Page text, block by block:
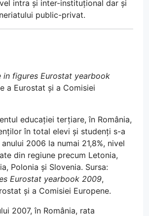
intra și inter-instituțional dar și
public-privat.
in figures Eurostat yearbook
a Eurostat și a Comisiei
educației terțiare, în România,
în total elevi și studenți s-a
2006 la numai 21,8%, nivel
din regiune precum Letonia,
Polonia și Slovenia. Sursa:
Eurostat yearbook 2009,
și a Comisiei Europene.
2007, în România, rata